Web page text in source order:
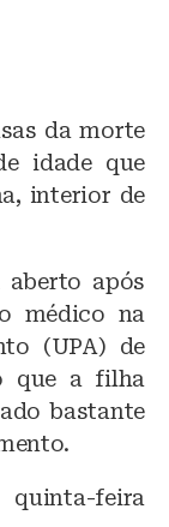
da morte
idade que
interior de
após
médico na
(UPA) de
que a filha
bastante
quinta-feira